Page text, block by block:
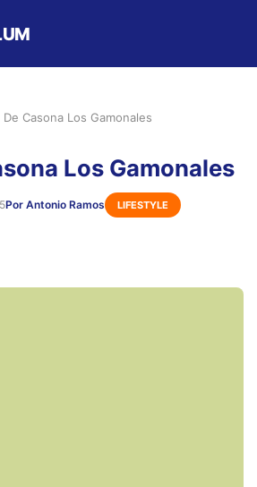
De Casona Los Gamonales
Los Gamonales
Por Antonio Ramos LIFESTYLE